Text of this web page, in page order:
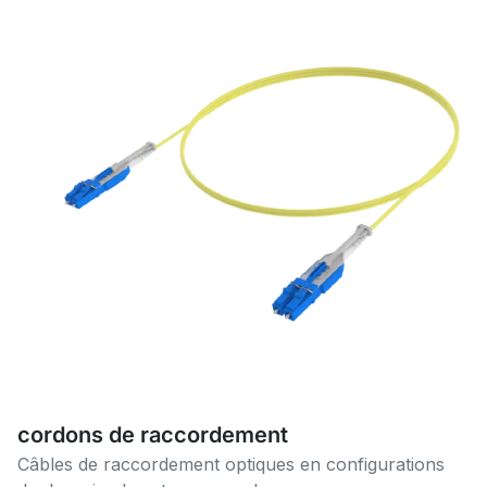
cordons de raccordement
Câbles de raccordement optiques en configurations